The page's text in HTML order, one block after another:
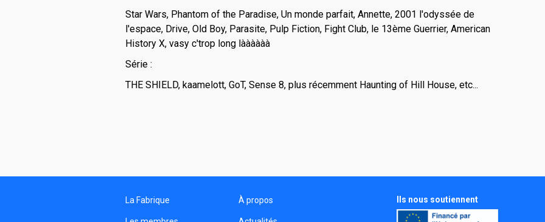
Star Wars, Phantom of the Paradise, Un monde parfait, Annette, 2001 l'odyssée de
l'espace, Drive, Old Boy, Parasite, Pulp Fiction, Fight Club, le 13ème Guerrier, American
History X, vasy c'trop long làààààà
Série :
THE SHIELD, kaamelott, GoT, Sense 8, plus récemment Haunting of Hill House, etc...
La Fabrique À propos Ils nous soutiennent